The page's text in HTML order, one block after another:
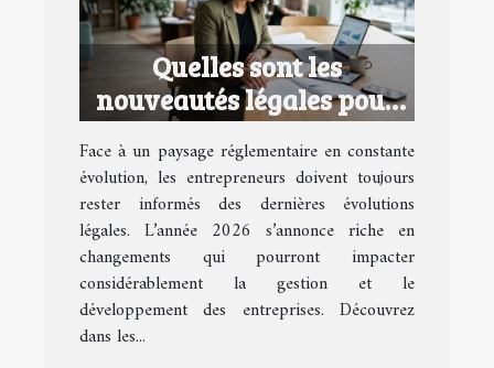
Quelles sont les
nouveautés légales pour
les entrepreneurs en 2026
?
Face à un paysage réglementaire en constante
évolution, les entrepreneurs doivent toujours
rester informés des dernières évolutions
légales. L’année 2026 s’annonce riche en
changements qui pourront impacter
considérablement la gestion et le
développement des entreprises. Découvrez
dans les...